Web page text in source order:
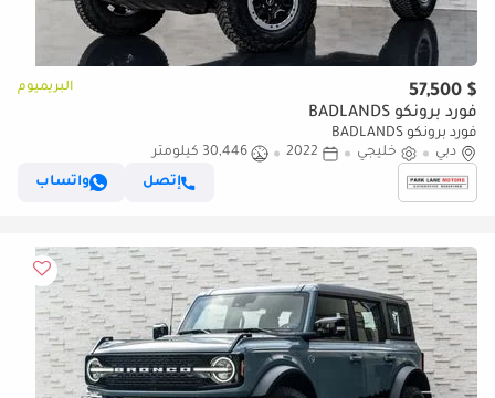
$ 57,500 البريميوم
فورد برونكو BADLANDS
فورد برونكو BADLANDS
دبي
خليجي 2022
30,446 كيلومتر
إتصل
واتساب